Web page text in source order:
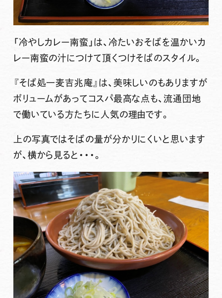
「冷やしカレー南蛮」 は、冷たいおそばを温かいカ
レー南蛮の汁につけて頂くつけそばのスタイル。
『そば処一麦吉兆庵』 は、美味しいのもありますが
ボリュームがあってコスパ最高な点も、流通団地
で働いている方たちに人気の理由です。
上の写真ではそばの量が分かりにくいと思います
が、横から見ると・・・。